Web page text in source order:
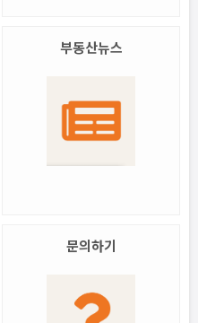
부동산뉴스
문의하기